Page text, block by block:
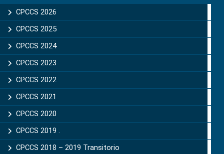
Sidebar
CPCCS 2026
CPCCS 2025
CPCCS 2024
CPCCS 2023
CPCCS 2022
CPCCS 2021
CPCCS 2020
CPCCS 2019 .
CPCCS 2018 – 2019 Transitorio